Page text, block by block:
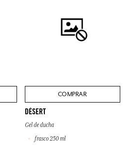
COMPRAR
DÉSERT
Gel de ducha
frasco 250 ml